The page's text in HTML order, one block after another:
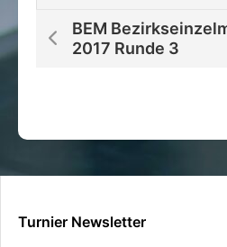
BEM
2017 Runde 3
Turnier Newsletter